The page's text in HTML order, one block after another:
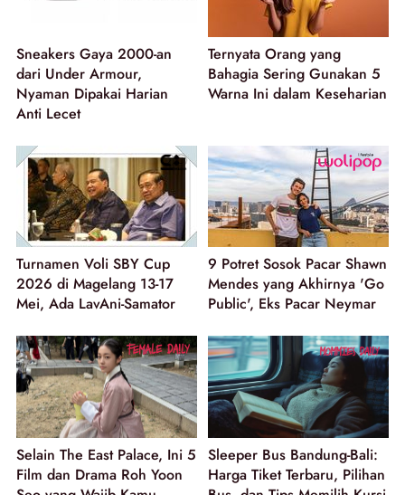
Sneakers Gaya 2000-an
dari Under Armour,
Nyaman Dipakai Harian
Anti Lecet
Ternyata Orang yang
Bahagia Sering Gunakan 5
Warna Ini dalam Keseharian
Turnamen Voli SBY Cup
2026 di Magelang 13-17
Mei, Ada LavAni-Samator
9 Potret Sosok Pacar Shawn
Mendes yang Akhirnya 'Go
Public', Eks Pacar Neymar
Selain The East Palace, Ini 5
Film dan Drama Roh Yoon
Sleeper Bus Bandung-Bali:
Harga Tiket Terbaru, Pilihan